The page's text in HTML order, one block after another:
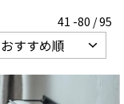
41 -80 / 95